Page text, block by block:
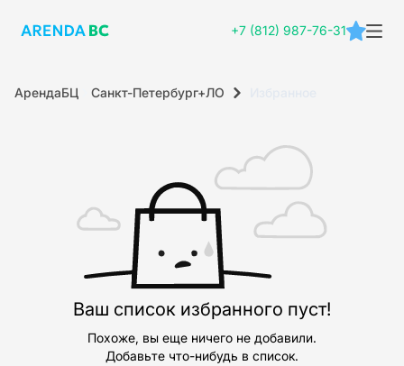
+7 (812) 987-76-31
АрендаБЦ Санкт-Петербург+ЛО
Ваш список избранного пуст!
Похоже, вы еще ничего не добавили.
Добавьте что-нибудь в список.